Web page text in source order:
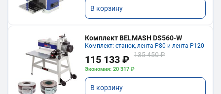
В корзину
Комплект BELMASH DS560-W
Комплект: станок, лента P80 и лента P120
115 133 ₽ 135 450 ₽
Экономия: 20 317 ₽
В корзину